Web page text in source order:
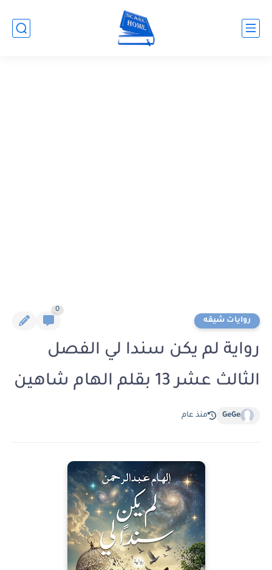
روايات شيقه
0
رواية لم يكن سندا لي الفصل
الثالث عشر 13 بقلم الهام شاهين
GeGe منذ عام